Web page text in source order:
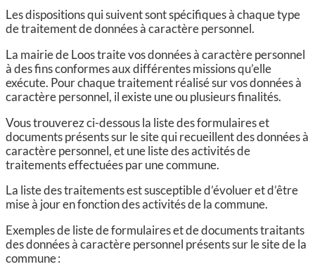
Les dispositions qui suivent sont spécifiques à chaque type
de traitement de données à caractère personnel.
La mairie de Loos traite vos données à caractère personnel
à des fins conformes aux différentes missions qu’elle
exécute. Pour chaque traitement réalisé sur vos données à
caractère personnel, il existe une ou plusieurs finalités.
Vous trouverez ci-dessous la liste des formulaires et
documents présents sur le site qui recueillent des données à
caractère personnel, et une liste des activités de
traitements effectuées par une commune.
La liste des traitements est susceptible d’évoluer et d’être
mise à jour en fonction des activités de la commune.
Exemples de liste de formulaires et de documents traitants
des données à caractère personnel présents sur le site de la
commune :